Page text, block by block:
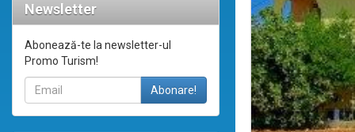
Newsletter
Abonează-te la newsletter-ul
Promo Turism!